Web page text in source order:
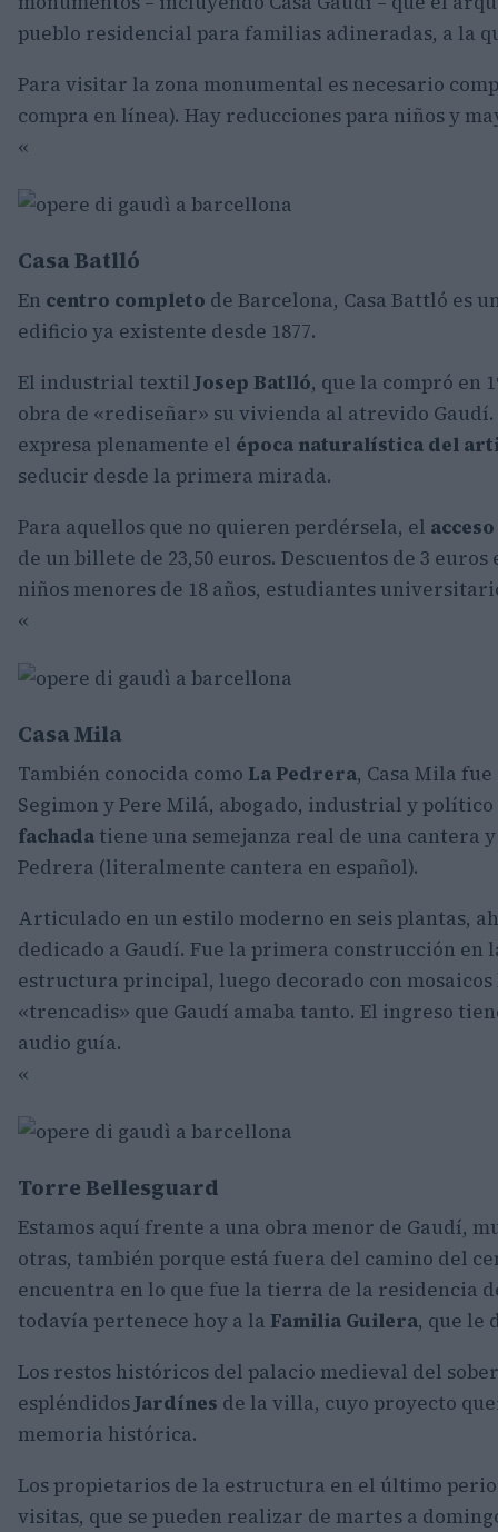
pueblo residencial para familias adineradas, a la
Para visitar la zona monumental es necesario
compra en línea). Hay reducciones para niños y
«
Casa Batlló
En centro completo de Barcelona, Casa Battló es
edificio ya existente desde 1877.
El industrial textilJosep Batlló, que la compró en
obra de «rediseñar» su vivienda al atrevido Gaudí.
expresa plenamente el época naturalística del
seducir desde la primera mirada.
Para aquellos que no quieren perdérsela, el acceso
de un billete de 23,50 euros. Descuentos de 3
niños menores de 18 años, estudiantes
«
Casa Mila
También conocida como La Pedrera, Casa Mila
Segimon y Pere Milá, abogado, industrial y
fachada tiene una semejanza real de una cantera
Pedrera (literalmente cantera en español).
Articulado en un estilo moderno en seis plantas,
dedicado a Gaudí. Fue la primera construcción en
estructura principal, luego decorado con
«trencadis» que Gaudí amaba tanto. El ingreso
audio guía.
«
Torre Bellesguard
Estamos aquí frente a una obra menor de Gaudí,
otras, también porque está fuera del camino del
encuentra en lo que fue la tierra de la residencia
todavía pertenece hoy a la Familia Guilera, que le
Los restos históricos del palacio medieval del
espléndidosJardínes de la villa, cuyo proyecto
memoria histórica.
Los propietarios de la estructura en el último
visitas, que se pueden realizar de martes a